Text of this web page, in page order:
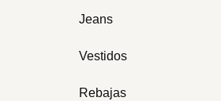
Jeans
Vestidos
Rebajas